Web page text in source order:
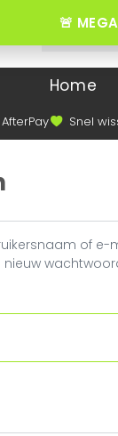
Home
Snel
of e-
🚨